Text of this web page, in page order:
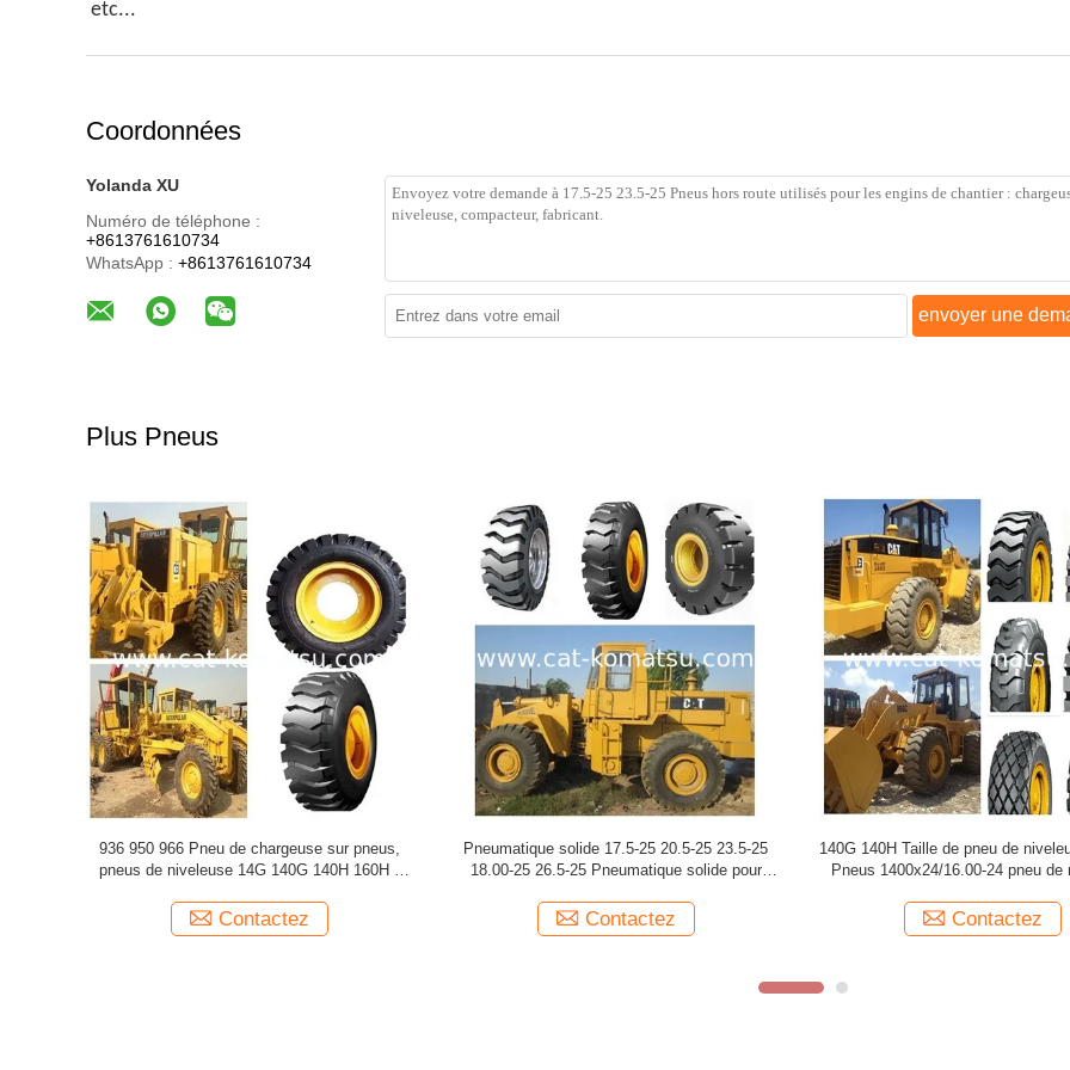
etc...
Coordonnées
Yolanda XU
Numéro de téléphone :
+8613761610734
WhatsApp : +8613761610734
envoyer une
Plus Pneus
Pneus radiaux OTR pour niveleuse,
chargeuse, compacteur, tailles 17.5-25 20.5-25
Contactez
Pneus radial OTR Pneus roue chargeur Pneus
23.5-25/140G 140H Pneus de classeur Taille
Contactez
Autre classeur pneus roue
23.5-25/Grader Taille de pneu
Contactez